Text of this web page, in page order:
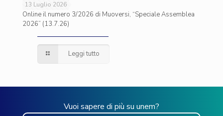
13 Luglio 2026
Online il numero 3/2026 di Muoversi, “Speciale Assemblea
2026” (13.7.26)
Leggi tutto
Vuoi sapere di più su unem?